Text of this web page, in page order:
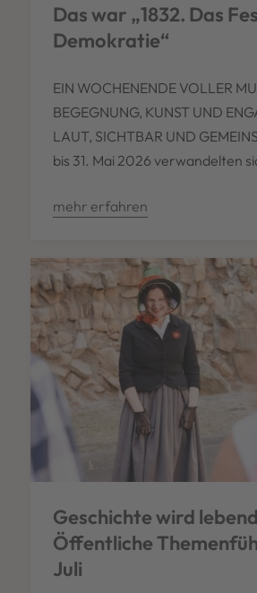
Das war „1832. Das
Demokratie“
EIN WOCHENENDE VOLLER
BEGEGNUNG, KUNST UND
LAUT, SICHTBAR UND
bis 31. Mai 2026 verwandelten
mehr erfahren
Geschichte wird
Öffentliche
Juli